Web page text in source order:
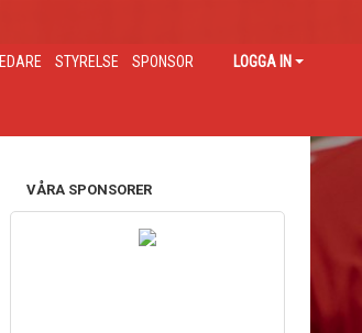
LEDARE STYRELSE SPONSOR LOGGA IN
VÅRA SPONSORER